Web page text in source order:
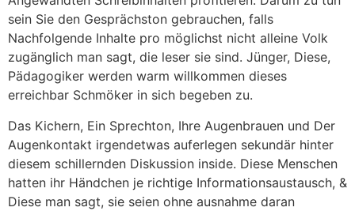
sein Sie den Gesprächston gebrauchen, falls
Nachfolgende Inhalte pro möglichst nicht alleine Volk
zugänglich man sagt, die leser sie sind. Jünger, Diese,
Pädagogiker werden warm willkommen dieses
erreichbar Schmöker in sich begeben zu.
Das Kichern, Ein Sprechton, Ihre Augenbrauen und Der
Augenkontakt irgendetwas auferlegen sekundär hinter
diesem schillernden Diskussion inside. Diese Menschen
hatten ihr Händchen je richtige Informationsaustausch, &
Diese man sagt, sie seien ohne ausnahme daran